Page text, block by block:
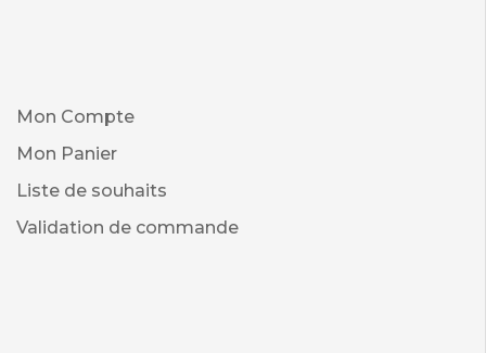
Mon Compte
Mon Panier
Liste de souhaits
Validation de commande